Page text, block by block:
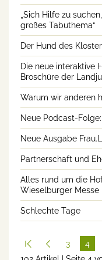
„Sich Hilfe zu
großes Tabuthema“
Der Hund des
Die neue interaktive
Broschüre der
Warum wir anderen
Neue Podcast-
Neue Ausgabe
Partnerschaft und
Alles rund um die
Wieselburger Messe
Schlechte Tage
3
4